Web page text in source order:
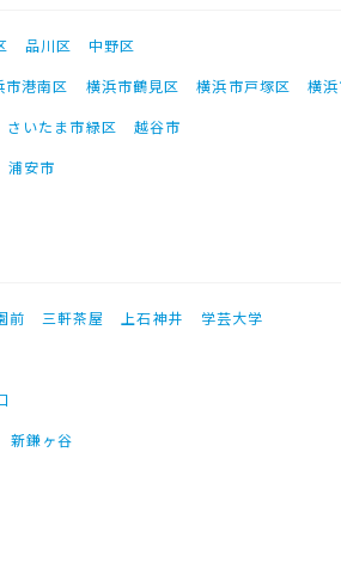
品川区
中野区
市港南区 横浜市鶴見区 横浜市戸塚区
横
さいたま市緑区
越谷市
浦安市
前 三軒茶屋 上石神井
学芸大学
新鎌ヶ谷